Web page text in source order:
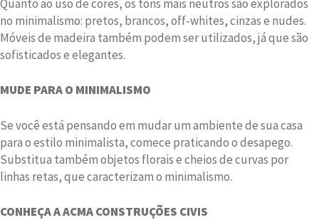
Quanto ao uso de cores, os tons mais neutros são explorados
no minimalismo: pretos, brancos, off-whites, cinzas e nudes.
Móveis de madeira também podem ser utilizados, já que são
sofisticados e elegantes.
MUDE PARA O MINIMALISMO
Se você está pensando em mudar um ambiente de sua casa
para o estilo minimalista, comece praticando o desapego.
Substitua também objetos florais e cheios de curvas por
linhas retas, que caracterizam o minimalismo.
CONHEÇA A ACMA CONSTRUÇÕES CIVIS